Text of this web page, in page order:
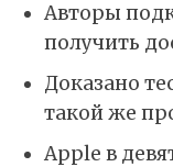
Авторы
получить
Доказано
такой же
Apple в